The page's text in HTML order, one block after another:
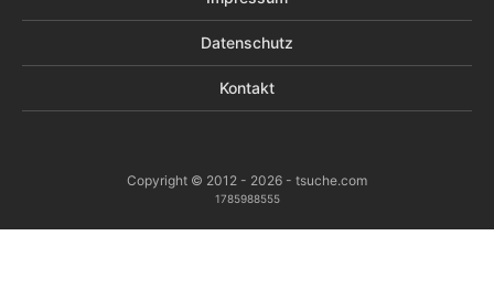
Datenschutz
Kontakt
Copyright © 2012 - 2026 - tsuche.com
1785988555